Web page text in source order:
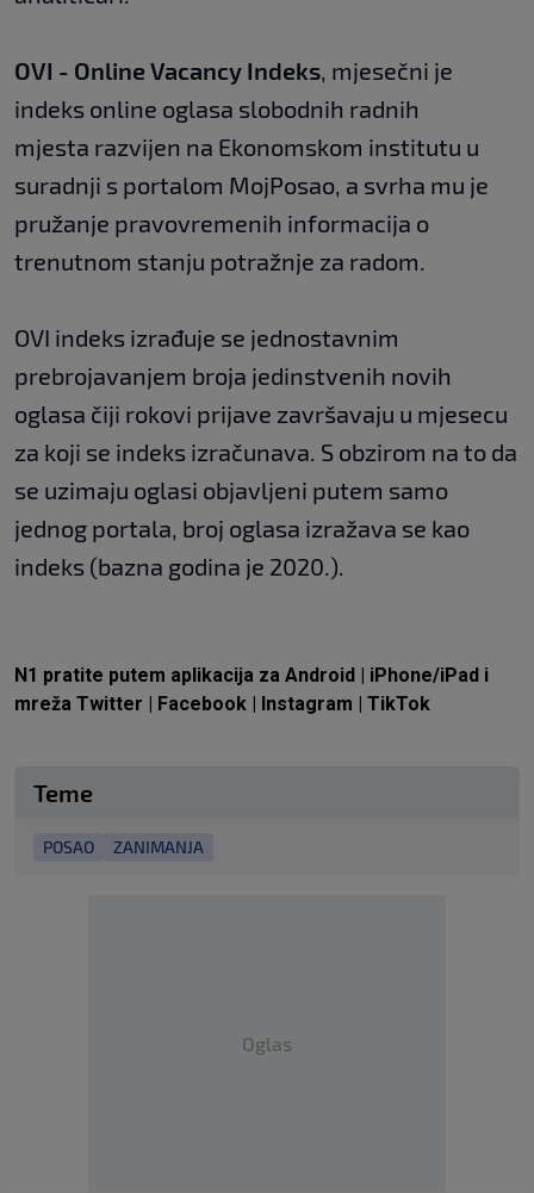
OVI - Online Vacancy Indeks, mjesečni je
indeks online oglasa slobodnih radnih
mjesta razvijen na Ekonomskom institutu u
suradnji s portalom MojPosao, a svrha mu je
pružanje pravovremenih informacija o
trenutnom stanju potražnje za radom.
OVI indeks izrađuje se jednostavnim
prebrojavanjem broja jedinstvenih novih
oglasa čiji rokovi prijave završavaju u mjesecu
za koji se indeks izračunava. S obzirom na to da
se uzimaju oglasi objavljeni putem samo
jednog portala, broj oglasa izražava se kao
indeks (bazna godina je 2020.).
N1 pratite putem aplikacija za Android iPhone/iPad i
mreža Twitter Facebook Instagram TikTok
Teme
POSAO ZANIMANJA
Oglas